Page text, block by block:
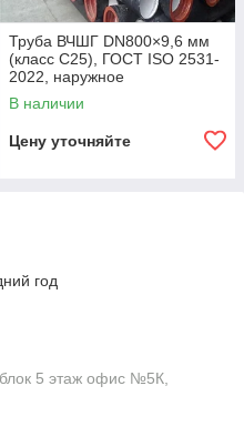
Труба ВЧШГ DN800×9,6 мм
(класс C25), ГОСТ ISO 2531-
2022, наружное
полиуретановое покрытие,
внутреннее цементно-
В наличии
Цену уточняйте
год
5 этаж офис №5К,